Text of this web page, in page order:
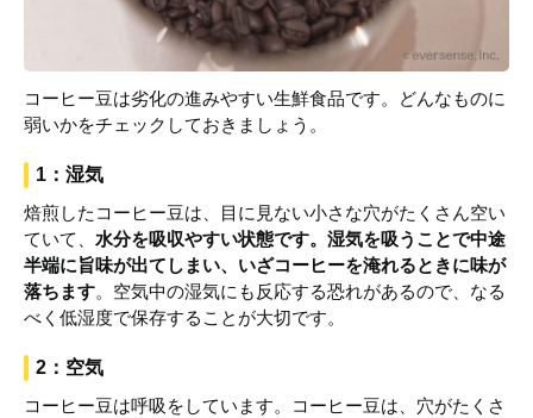
コーヒー豆は劣化の進みやすい生鮮食品です。どんなものに
弱いかをチェックしておきましょう。
1：湿気
焙煎したコーヒー豆は、目に見ない小さな穴がたくさん空い
ていて、 水分を吸収やすい状態です。湿気を吸うことで中途
半端に旨味が出てしまい、いざコーヒーを淹れるときに味が
落ちます。空気中の湿気にも反応する恐れがあるので、なる
べく低湿度で保存することが大切です。
2：空気
コーヒー豆は呼吸をしています。コーヒー豆は、穴がたくさ